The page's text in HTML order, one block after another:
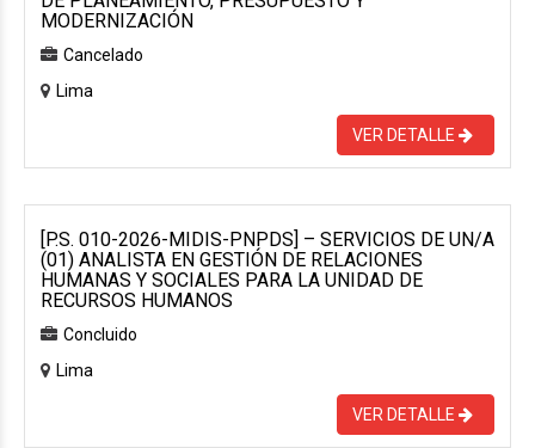
MODERNIZACIÓN
Cancelado
Lima
VER DETALLE
[P.S. 010-2026-MIDIS-PNPDS] – SERVICIOS DE UN/A
(01) ANALISTA EN GESTIÓN DE RELACIONES
HUMANAS Y SOCIALES PARA LA UNIDAD DE
RECURSOS HUMANOS
Concluido
Lima
VER DETALLE